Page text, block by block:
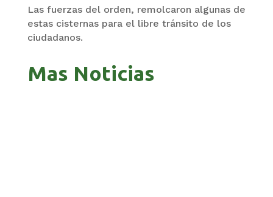
Las fuerzas del orden, remolcaron algunas de
estas cisternas para el libre tránsito de los
ciudadanos.
Mas Noticias